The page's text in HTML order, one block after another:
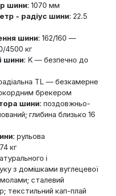
шини: 1070 мм
- радіус шини: 22.5
шини: 162/160 —
4500 кг
шини: K — безпечно до
TL — безкамерне
брекером
шини: поздовжньо-
глибина близько 16
: рульова
кг
і
з домішками вуглецевої
сталевий
текстильний кап-плай